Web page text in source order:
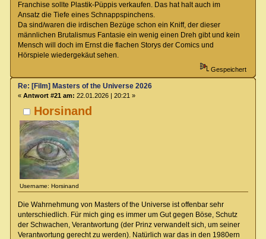
Franchise sollte Plastik-Püppis verkaufen. Das hat halt auch im
Ansatz die Tiefe eines Schnappspinchens.
Da sind/waren die irdischen Bezüge schon ein Kniff, der dieser
männlichen Brutalismus Fantasie ein wenig einen Dreh gibt und kein
Mensch will doch im Ernst die flachen Storys der Comics und
Hörspiele wiedergekäut sehen.
Gespeichert
Horsinand
Username: Horsinand
Re: [Film] Masters of the Universe 2026
« Antwort #21 am: 22.01.2026 | 20:21 »
Die Wahrnehmung von Masters of the Universe ist offenbar sehr
unterschiedlich. Für mich ging es immer um Gut gegen Böse, Schutz
der Schwachen, Verantwortung (der Prinz verwandelt sich, um seiner
Verantwortung gerecht zu werden). Natürlich war das in den 1980ern